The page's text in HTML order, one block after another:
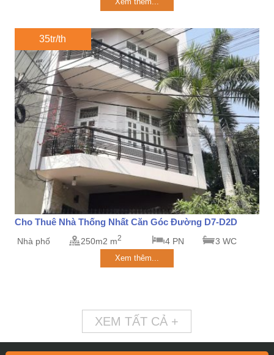
35tr/th
Cho Thuê Nhà Thống Nhất Căn Góc Đường D7-D2D
Nhà phố 250m2 m2 4 PN 3 WC
Xem thêm...
XEM TẤT CẢ +